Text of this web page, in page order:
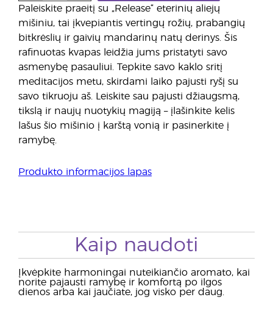
Paleiskite praeitį su „Release“ eterinių aliejų
mišiniu, tai įkvepiantis vertingų rožių, prabangių
bitkrėslių ir gaivių mandarinų natų derinys. Šis
rafinuotas kvapas leidžia jums pristatyti savo
asmenybę pasauliui. Tepkite savo kaklo sritį
meditacijos metu, skirdami laiko pajusti ryšį su
savo tikruoju aš. Leiskite sau pajusti džiaugsmą,
tikslą ir naujų nuotykių magiją – įlašinkite kelis
lašus šio mišinio į karštą vonią ir pasinerkite į
ramybę.
Produkto informacijos lapas
Kaip naudoti
Įkvėpkite harmoningai nuteikiančio aromato, kai
norite pajausti ramybę ir komfortą po ilgos
dienos arba kai jaučiate, jog visko per daug.